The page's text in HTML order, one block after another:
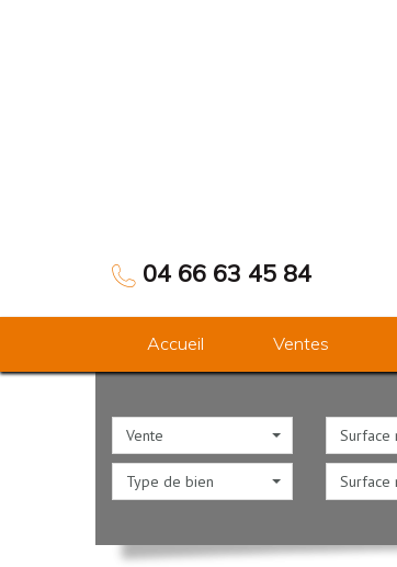
04 66 63 45 84
Accueil Ventes
Vente
Type de bien